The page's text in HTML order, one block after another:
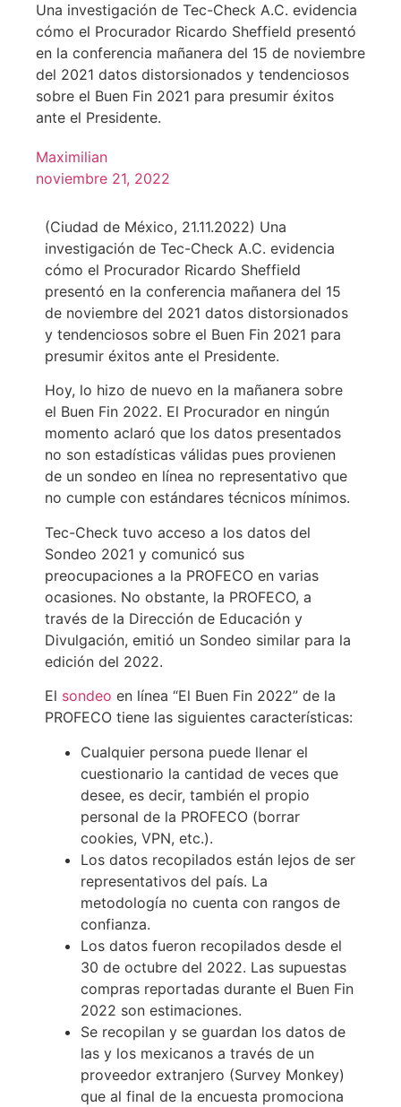
Una investigación de Tec-Check A.C. evidencia
cómo el Procurador Ricardo Sheffield presentó
en la conferencia mañanera del 15 de noviembre
del 2021 datos distorsionados y tendenciosos
sobre el Buen Fin 2021 para presumir éxitos
ante el Presidente.
Maximilian
noviembre 21, 2022
(Ciudad de México, 21.11.2022) Una
investigación de Tec-Check A.C. evidencia
cómo el Procurador Ricardo Sheffield
presentó en la conferencia mañanera del 15
de noviembre del 2021 datos distorsionados
y tendenciosos sobre el Buen Fin 2021 para
presumir éxitos ante el Presidente.
Hoy, lo hizo de nuevo en la mañanera sobre
el Buen Fin 2022. El Procurador en ningún
momento aclaró que los datos presentados
no son estadísticas válidas pues provienen
de un sondeo en línea no representativo que
no cumple con estándares técnicos mínimos.
Tec-Check tuvo acceso a los datos del
Sondeo 2021 y comunicó sus
preocupaciones a la PROFECO en varias
ocasiones. No obstante, la PROFECO, a
través de la Dirección de Educación y
Divulgación, emitió un Sondeo similar para la
edición del 2022.
El sondeo en línea “El Buen Fin 2022” de la
PROFECO tiene las siguientes características:
Cualquier persona puede llenar el
cuestionario la cantidad de veces que
desee, es decir, también el propio
personal de la PROFECO (borrar
cookies, VPN, etc.).
Los datos recopilados están lejos de ser
representativos del país. La
metodología no cuenta con rangos de
confianza.
Los datos fueron recopilados desde el
30 de octubre del 2022. Las supuestas
compras reportadas durante el Buen Fin
2022 son estimaciones.
Se recopilan y se guardan los datos de
las y los mexicanos a través de un
proveedor extranjero (Survey Monkey)
que al final de la encuesta promociona